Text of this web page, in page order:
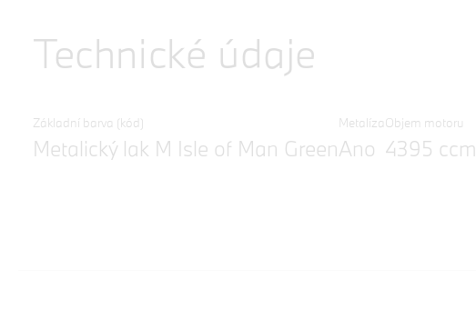
Technické údaje
Základní barva (kód)
Metalický lak M Isle of Man Green
Metalíza
Ano
Objem motoru
4395 ccm